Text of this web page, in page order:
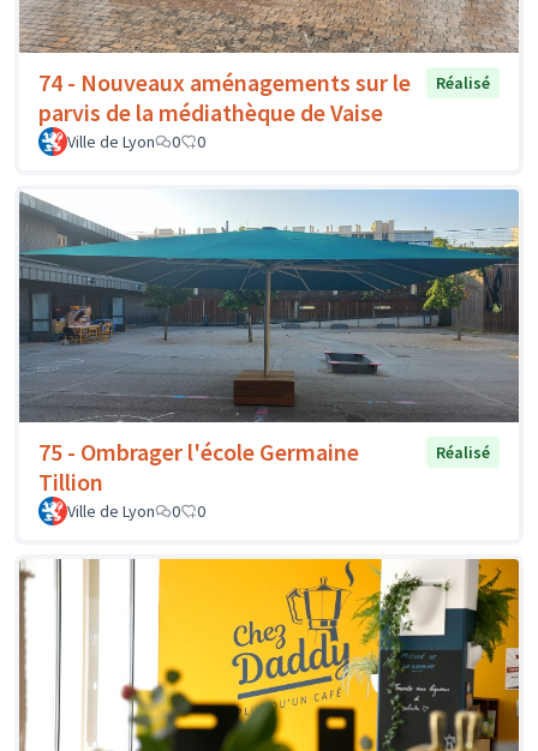
74 - Nouveaux aménagements sur le
parvis de la médiathèque de Vaise
Réalisé
Ville de Lyon 0 0
75 - Ombrager l'école Germaine
Tillion
Réalisé
Ville de Lyon 0 0